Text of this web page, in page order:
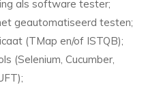
als software tester;
geautomatiseerd testen;
(TMap en/of ISTQB);
(Selenium, Cucumber,